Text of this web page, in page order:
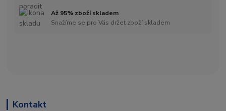
Až 95% zboží skladem
Snažíme se pro Vás držet zboží skladem
Kontakt